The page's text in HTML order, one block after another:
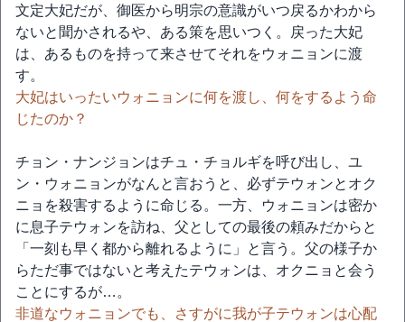
文定大妃だが、御医から明宗の意識がいつ戻るかわから
ないと聞かされるや、ある策を思いつく。戻った大妃
は、あるものを持って来させてそれをウォニョンに渡
す。
大妃はいったいウォニョンに何を渡し、何をするよう命
じたのか？
チョン・ナンジョンはチュ・チョルギを呼び出し、ユ
ン・ウォニョンがなんと言おうと、必ずテウォンとオク
ニョを殺害するように命じる。一方、ウォニョンは密か
に息子テウォンを訪ね、父としての最後の頼みだからと
「一刻も早く都から離れるように」と言う。父の様子か
らただ事ではないと考えたテウォンは、オクニョと会う
ことにするが…。
非道なウォニョンでも、さすがに我が子テウォンは心配